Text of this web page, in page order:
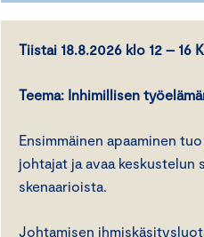
Tiistai 18.8.2026 klo 12 – 16
Teema: Inhimillisen
Ensimmäinen apaaminen
johtajat ja avaa keskustelun
skenaarioista.
Johtamisen